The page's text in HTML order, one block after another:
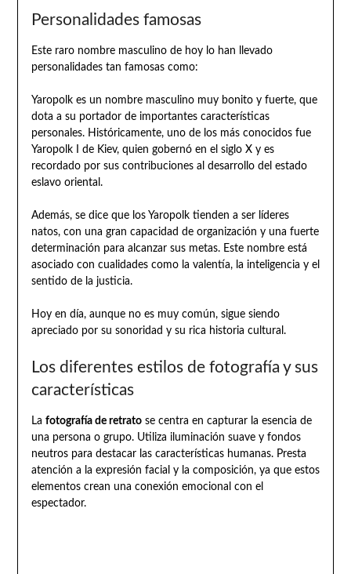
Personalidades famosas
Este raro nombre masculino de hoy lo han llevado
personalidades tan famosas como:
Yaropolk es un nombre masculino muy bonito y fuerte, que
dota a su portador de importantes características
personales. Históricamente, uno de los más conocidos fue
Yaropolk I de Kiev, quien gobernó en el siglo X y es
recordado por sus contribuciones al desarrollo del estado
eslavo oriental.
Además, se dice que los Yaropolk tienden a ser líderes
natos, con una gran capacidad de organización y una fuerte
determinación para alcanzar sus metas. Este nombre está
asociado con cualidades como la valentía, la inteligencia y el
sentido de la justicia.
Hoy en día, aunque no es muy común, sigue siendo
apreciado por su sonoridad y su rica historia cultural.
Los diferentes estilos de fotografía y sus
características
La fotografía de retratose centra en capturar la esencia de
una persona o grupo. Utiliza iluminación suave y fondos
neutros para destacar las características humanas. Presta
atención a la expresión facial y la composición, ya que estos
elementos crean una conexión emocional con el
espectador.